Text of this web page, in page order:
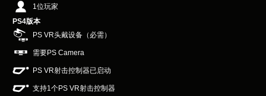
1位玩家
PS4版本
PS VR头戴设备（必需）
需要PS Camera
PS VR射击控制器已启动
支持1个PS VR射击控制器